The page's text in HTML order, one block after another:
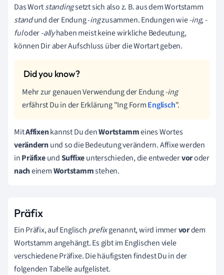
Das Wortstandingsetzt sich also z. B. aus dem Wortstamm
standund der Endung -ingzusammen. Endungen wie-ing, -
fuloder-allyhaben meist keine wirkliche Bedeutung,
können Dir aber Aufschluss über die Wortart geben.
Mehr zur genauen Verwendung der Endung-ing
erfährst Du in der Erklärung "Ing FormEnglisch".
MitAffixenkannst Du denWortstammeines Wortes
verändernund so die Bedeutung verändern. Affixe werden
inPräfixeundSuffixeunterschieden, die entwedervoroder
nacheinemWortstammstehen.
Präfix
Ein Präfix, auf Englisch prefixgenannt, wird immervordem
Wortstamm angehängt. Es gibt im Englischen viele
verschiedene Präfixe. Die häufigsten findest Du in der
folgenden Tabelle aufgelistet.